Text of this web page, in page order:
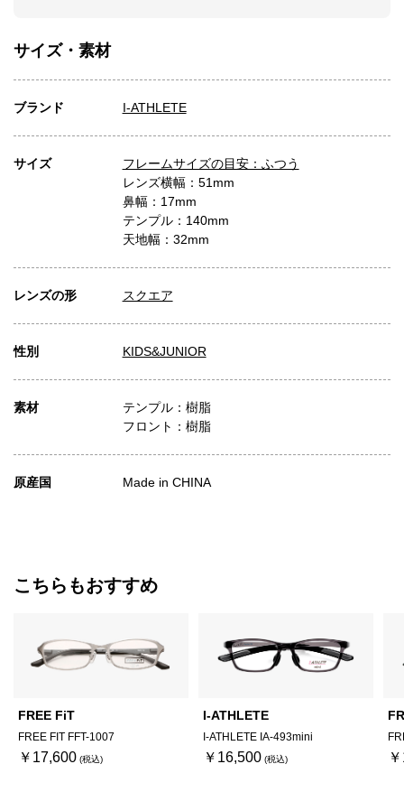
サイズ・素材
ブランド I-ATHLETE
サイズ
フレームサイズの目安：ふつう
レンズ横幅：51mm
鼻幅：17mm
テンプル：140mm
天地幅：32mm
レンズの形 スクエア
性別 KIDS&JUNIOR
素材
テンプル：樹脂
フロント：樹脂
原産国 Made in CHINA
こちらもおすすめ
FREE FiT
FREE FIT FFT-1007
￥17,600
I-ATHLETE
I-ATHLETE IA-493mini
￥16,500